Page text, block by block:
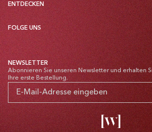
ENTDECKEN
FOLGE UNS
NEWSLETTER
Abonnieren Sie unseren Newsletter und erhalten
Ihre erste Bestellung.